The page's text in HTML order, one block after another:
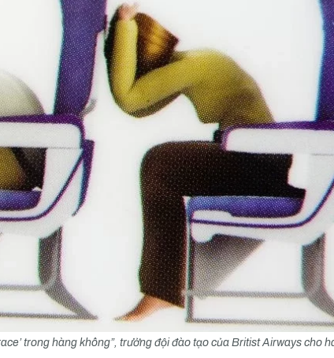
trong hàng không”, trưởng đội đào tạo của Britist Airways cho